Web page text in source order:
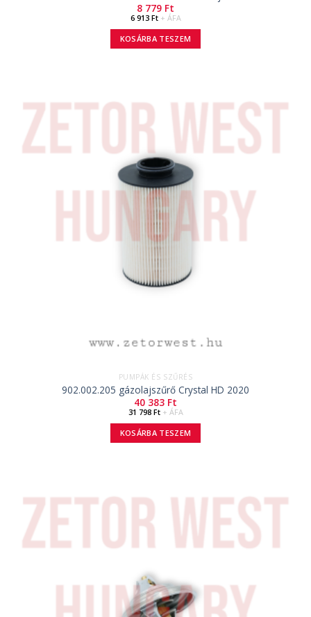
8 779 Ft
6 913 Ft+ ÁFA
KOSÁRBA TESZEM
PUMPÁK ÉS SZŰRÉS
902.002.205 gázolajszűrő Crystal HD 2020
40 383 Ft
31 798 Ft+ ÁFA
KOSÁRBA TESZEM